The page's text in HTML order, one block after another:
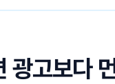
광고보다